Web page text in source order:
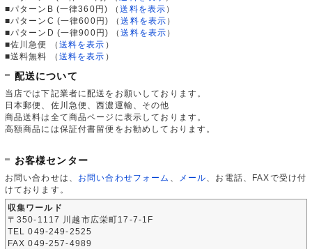
■パターンB (一律360円)
（送料を表示 ）
■パターンC (一律600円)
（送料を表示 ）
■パターンD (一律900円)
（送料を表示 ）
■佐川急便
（ 送料を表示 ）
■送料無料
（ 送料を表示 ）
配送について
当店では下記業者に配送をお願いしております。
日本郵便、佐川急便、西濃運輸、その他
商品送料は全て商品ページに表示しております。
高額商品には保証付書留便をお勧めしております。
お客様センター
お問い合わせは、 お問い合わせフォーム メール 、お電話、FAXで受け付
けております。
収集ワールド
〒350-1117 川越市広栄町17-7-1F
TEL 049-249-2525
FAX 049-257-4989